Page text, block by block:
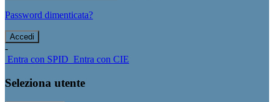
Password dimenticata?
-
Entra con SPID Entra con CIE
Seleziona utente